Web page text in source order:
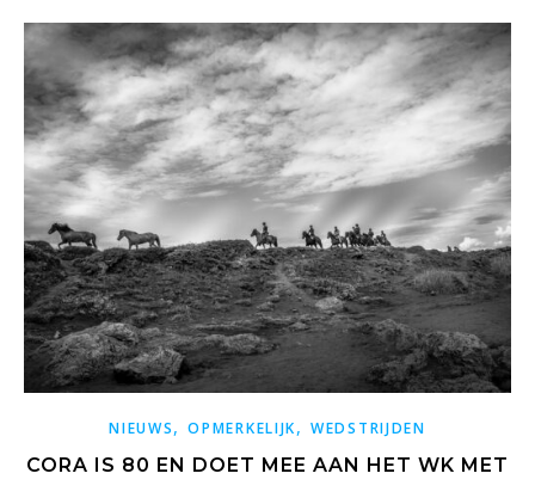
NIEUWS,OPMERKELIJK,WEDSTRIJDEN
CORA IS 80 EN DOET MEE AAN HET WK MET